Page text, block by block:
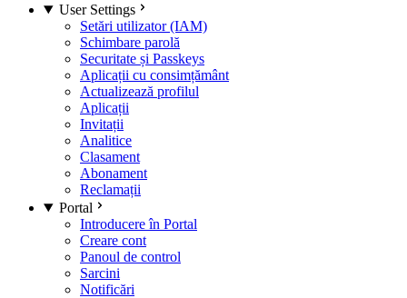
User Settings
Setări utilizator (IAM)
Schimbare parolă
Securitate și Passkeys
Aplicații cu consimțământ
Actualizează profilul
Aplicații
Invitații
Analitice
Clasament
Abonament
Reclamații
Portal
Introducere în Portal
Creare cont
Panoul de control
Sarcini
Notificări